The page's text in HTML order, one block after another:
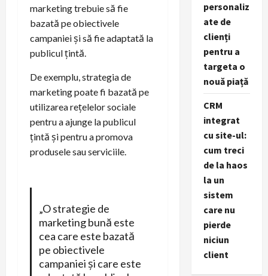
marketing trebuie să fie
bazată pe obiectivele
campaniei și să fie adaptată la
publicul țintă.
De exemplu, strategia de
marketing poate fi bazată pe
utilizarea rețelelor sociale
pentru a ajunge la publicul
țintă și pentru a promova
produsele sau serviciile.
„O strategie de
marketing bună este
cea care este bazată
pe obiectivele
campaniei și care este
personaliz
ate de
clienți
pentru a
targeta o
nouă piață
CRM
integrat
cu site-ul:
cum treci
de la haos
la un
sistem
care nu
pierde
niciun
client